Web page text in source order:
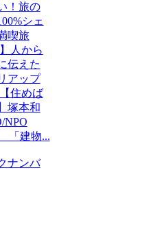
！旅の
シェ
喫旅
人から
伝えた
アップ
住めば
塚本和
建物...
ナンバ